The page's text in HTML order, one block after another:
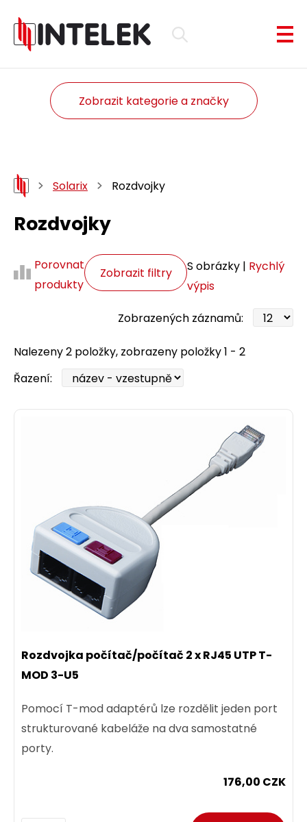
Zobrazit kategorie a značky
Solarix Rozdvojky
Rozdvojky
Porovnat
produkty
Zobrazit filtry S obrázky | Rychlý
výpis
Zobrazených záznamů:
Nalezeny 2 položky, zobrazeny položky 1 - 2
Řazení:
Rozdvojka počítač/počítač 2 x RJ45 UTP T-
MOD 3-U5
Pomocí T-mod adaptérů lze rozdělit jeden port
strukturované kabeláže na dva samostatné
porty.
176,00 CZK